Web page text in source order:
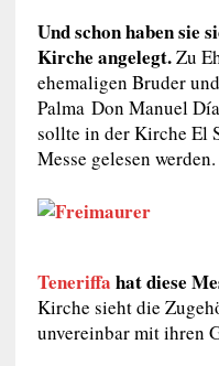
Und schon haben sie
Kirche angelegt.Zu
ehemaligen Bruder
Palma Don Manuel
sollte in der Kirche El
Messe gelesen werden.
Teneriffa hat diese
Kirche sieht die
unvereinbar mit ihren